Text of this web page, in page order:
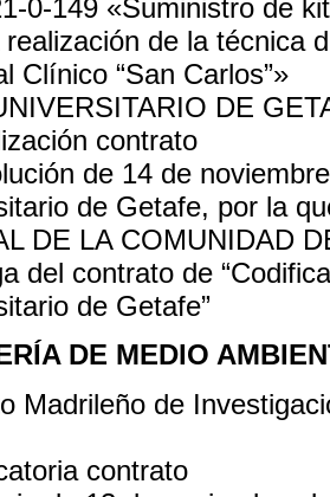
0-149 «Suministro de
realización de la técnica
Clínico “San Carlos”»
DE
contrato
de 14 de
de Getafe, por la
DE LA COMUNIDAD
del contrato de
de Getafe”
DE MEDIO
Madrileño de
contrato